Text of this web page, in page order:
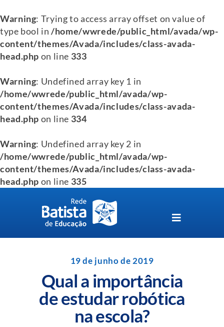
Warning: Trying to access array offset on value of
type bool in/home/wwrede/public_html/avada/wp-
content/themes/Avada/includes/class-avada-
head.php on line 333
Warning: Undefined array key 1 in
/home/wwrede/public_html/avada/wp-
content/themes/Avada/includes/class-avada-
head.php on line 334
Warning: Undefined array key 2 in
/home/wwrede/public_html/avada/wp-
content/themes/Avada/includes/class-avada-
head.php on line 335
Toggle
Navigation
Perguntas Frequentes
Blog da Rede Batista
19 de junho de 2019
Qual a importância
de estudar robótica
na escola?